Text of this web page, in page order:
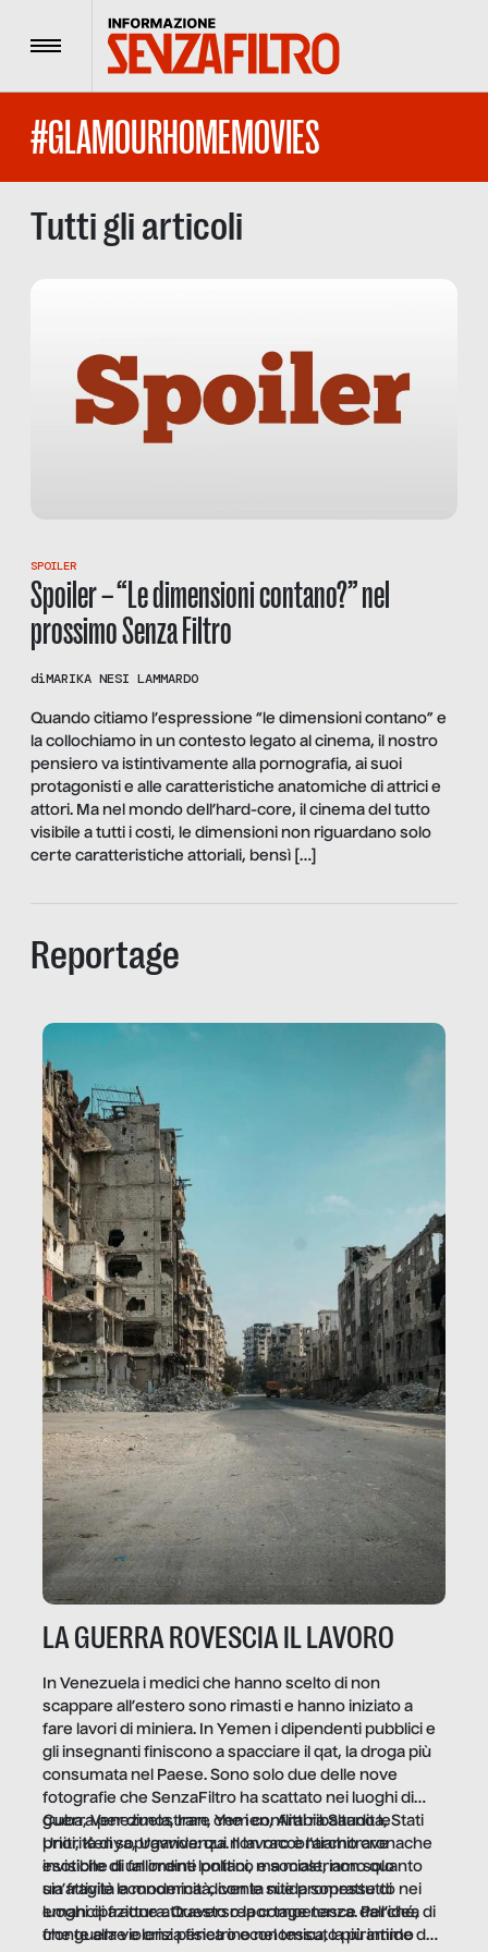
Menu
#GLAMOURHOMEMOVIES
Tutti gli articoli
SPOILER
Spoiler – “Le dimensioni contano?” nel
prossimo Senza Filtro
diMARIKA NESI LAMMARDO
Quando citiamo l’espressione “le dimensioni contano” e
la collochiamo in un contesto legato al cinema, il nostro
pensiero va istintivamente alla pornografia, ai suoi
protagonisti e alle caratteristiche anatomiche di attrici e
attori. Ma nel mondo dell’hard-core, il cinema del tutto
visibile a tutti i costi, le dimensioni non riguardano solo
certe caratteristiche attoriali, bensì […]
Reportage
LA GUERRA ROVESCIA IL LAVORO
In Venezuela i medici che hanno scelto di non
scappare all’estero sono rimasti e hanno iniziato a
fare lavori di miniera. In Yemen i dipendenti pubblici e
gli insegnanti finiscono a spacciare il qat, la droga più
consumata nel Paese. Sono solo due delle nove
fotografie che SenzaFiltro ha scattato nei luoghi di
guerra per dimostrare che i conflitti ribaltano le
priorità di sopravvivenza. Il lavoro è l’architrave
invisibile di un ordine politico e sociale, non solo
un’attività economica: diventa nitida soprattutto nei
luoghi di frattura. Questo reportage nasce dall’idea
che guerre e crisi penetrino nel tessuto più intimo
Cuba, Venezuela, Iran, Yemen, Arabia Saudita, Stati
Uniti, Kenya, Uganda: qui non raccontiamo cronache
esotiche di fallimenti lontani, ma mostriamo quanto
sia fragile la modernità, con le sue promesse di
emancipazione attraverso la competenza. Perché, di
fronte alla violenza fisica o economica, la piramide del